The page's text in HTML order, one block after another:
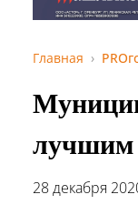
Главная
лучшим
28 декабря